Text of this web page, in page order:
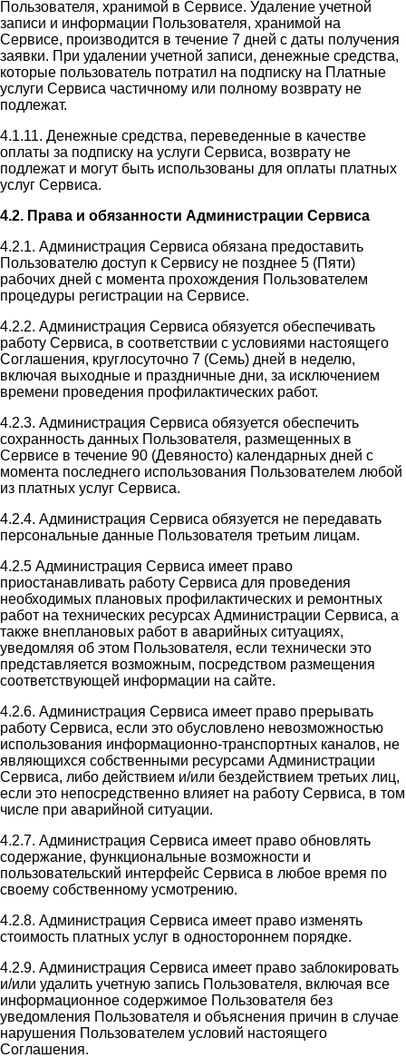
Пользователя, хранимой в Сервисе. Удаление учетной
записи и информации Пользователя, хранимой на
Сервисе, производится в течение 7 дней с даты получения
заявки. При удалении учетной записи, денежные средства,
которые пользователь потратил на подписку на Платные
услуги Сервиса частичному или полному возврату не
подлежат.
4.1.11. Денежные средства, переведенные в качестве
оплаты за подписку на услуги Сервиса, возврату не
подлежат и могут быть использованы для оплаты платных
услуг Сервиса.
4.2. Права и обязанности Администрации Сервиса
4.2.1. Администрация Сервиса обязана предоставить
Пользователю доступ к Сервису не позднее 5 (Пяти)
рабочих дней с момента прохождения Пользователем
процедуры регистрации на Сервисе.
4.2.2. Администрация Сервиса обязуется обеспечивать
работу Сервиса, в соответствии с условиями настоящего
Соглашения, круглосуточно 7 (Семь) дней в неделю,
включая выходные и праздничные дни, за исключением
времени проведения профилактических работ.
4.2.3. Администрация Сервиса обязуется обеспечить
сохранность данных Пользователя, размещенных в
Сервисе в течение 90 (Девяносто) календарных дней с
момента последнего использования Пользователем любой
из платных услуг Сервиса.
4.2.4. Администрация Сервиса обязуется не передавать
персональные данные Пользователя третьим лицам.
4.2.5 Администрация Сервиса имеет право
приостанавливать работу Сервиса для проведения
необходимых плановых профилактических и ремонтных
работ на технических ресурсах Администрации Сервиса, а
также внеплановых работ в аварийных ситуациях,
уведомляя об этом Пользователя, если технически это
представляется возможным, посредством размещения
соответствующей информации на сайте.
4.2.6. Администрация Сервиса имеет право прерывать
работу Сервиса, если это обусловлено невозможностью
использования информационно-транспортных каналов, не
являющихся собственными ресурсами Администрации
Сервиса, либо действием и/или бездействием третьих лиц,
если это непосредственно влияет на работу Сервиса, в том
числе при аварийной ситуации.
4.2.7. Администрация Сервиса имеет право обновлять
содержание, функциональные возможности и
пользовательский интерфейс Сервиса в любое время по
своему собственному усмотрению.
4.2.8. Администрация Сервиса имеет право изменять
стоимость платных услуг в одностороннем порядке.
4.2.9. Администрация Сервиса имеет право заблокировать
и/или удалить учетную запись Пользователя, включая все
информационное содержимое Пользователя без
уведомления Пользователя и объяснения причин в случае
нарушения Пользователем условий настоящего
Соглашения.